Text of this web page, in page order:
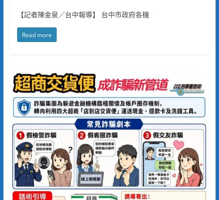
【記者陳金泉／台中報導】 台中市政府各機
Read more